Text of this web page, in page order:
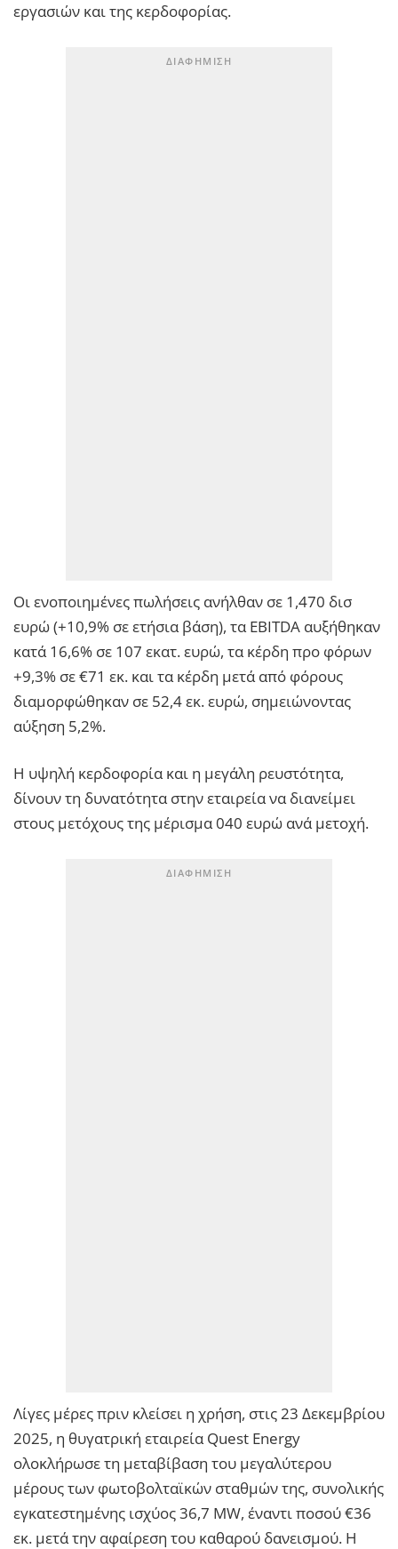
εργασιών και της κερδοφορίας.
Οι ενοποιημένες πωλήσεις ανήλθαν σε 1,470 δισ
ευρώ (+10,9% σε ετήσια βάση), τα EBITDA αυξήθηκαν
κατά 16,6% σε 107 εκατ. ευρώ, τα κέρδη προ φόρων
+9,3% σε €71 εκ. και τα κέρδη μετά από φόρους
διαμορφώθηκαν σε 52,4 εκ. ευρώ, σημειώνοντας
αύξηση 5,2%.
Η υψηλή κερδοφορία και η μεγάλη ρευστότητα,
δίνουν τη δυνατότητα στην εταιρεία να διανείμει
στους μετόχους της μέρισμα 040 ευρώ ανά μετοχή.
Λίγες μέρες πριν κλείσει η χρήση, στις 23 Δεκεμβρίου
2025, η θυγατρική εταιρεία Quest Energy
ολοκλήρωσε τη μεταβίβαση του μεγαλύτερου
μέρους των φωτοβολταϊκών σταθμών της, συνολικής
εγκατεστημένης ισχύος 36,7 MW, έναντι ποσού €36
εκ. μετά την αφαίρεση του καθαρού δανεισμού. Η